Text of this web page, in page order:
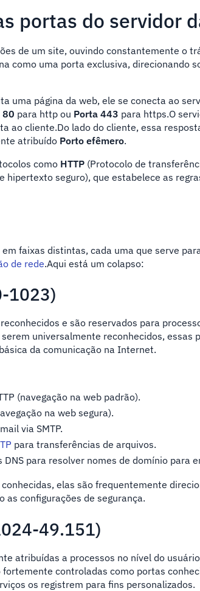
portas do servidor
de um site, ouvindo constantemente o
como uma porta exclusiva, direcionando
uma página da web, ele se conecta ao
80 para http ou Porta 443 para https.O
ao cliente.Do lado do cliente, essa
atribuído Porto efêmero.
como HTTP (Protocolo de
hipertexto seguro), que estabelece as
faixas distintas, cada uma que serve
de rede.Aqui está um colapso:
1023)
e são reservados para
universalmente reconhecidos, essas
da comunicação na Internet.
(navegação na web padrão).
na web segura).
via SMTP.
para transferências de arquivos.
para resolver nomes de domínio para
elas são frequentemente
as configurações de segurança.
49.151)
atribuídas a processos no nível do
controladas como portas
os registrem para fins personalizados.